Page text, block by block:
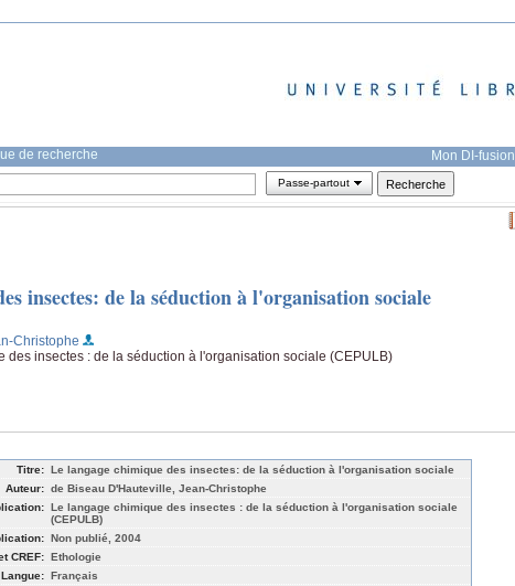
de recherche Mon DI-fusion
Passe-partout
insectes: de la séduction à l'organisation sociale
Christophe
des insectes : de la séduction à l'organisation sociale (CEPULB)
Titre: Le langage chimique des insectes: de la séduction à l'organisation sociale
Auteur: de Biseau D'Hauteville, Jean-Christophe
Le langage chimique des insectes : de la séduction à l'organisation sociale
(CEPULB)
Non publié, 2004
CREF: Ethologie
Langue: Français